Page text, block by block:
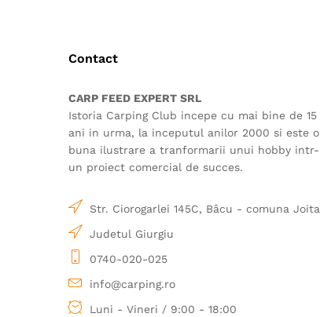
Contact
CARP FEED EXPERT SRL
Istoria Carping Club incepe cu mai bine de 15
ani in urma, la inceputul anilor 2000 si este o
buna ilustrare a tranformarii unui hobby intr-
un proiect comercial de succes.
Str. Ciorogarlei 145C, Bâcu - comuna Joita
Judetul Giurgiu
0740-020-025
info@carping.ro
Luni - Vineri / 9:00 - 18:00